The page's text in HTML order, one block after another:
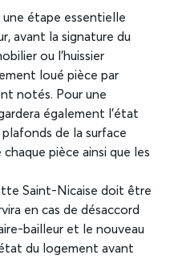
une étape essentielle
avant la signature du
ou l’huissier
loué pièce par
notés. Pour une
également l’état
de la surface
pièce ainsi que les
Saint-Nicaise doit être
en cas de désaccord
bailleur et le nouveau
du logement avant